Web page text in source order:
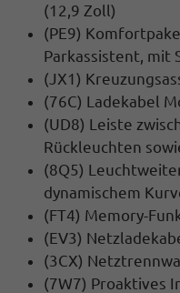
(12,9 Zoll)
(PE9)
Parkassistent, mit
(JX1)
(76C) Ladekabel
(UD8) Leiste
Rückleuchten
(8Q5)
dynamischem
(FT4) Memory-
(EV3)
(3CX)
(7W7) Proaktives